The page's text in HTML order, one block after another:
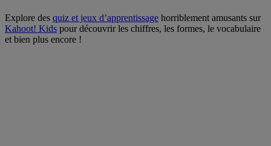
Explore des quiz et jeux d’apprentissage horriblement amusants sur
Kahoot! Kids pour découvrir les chiffres, les formes, le vocabulaire
et bien plus encore !